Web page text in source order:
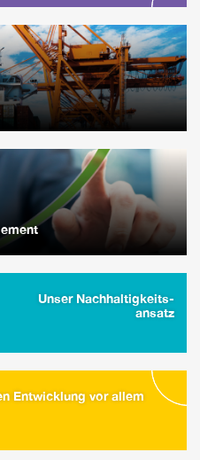
Unser Nachhaltigkeits-
ansatz
Entwicklung vor allem